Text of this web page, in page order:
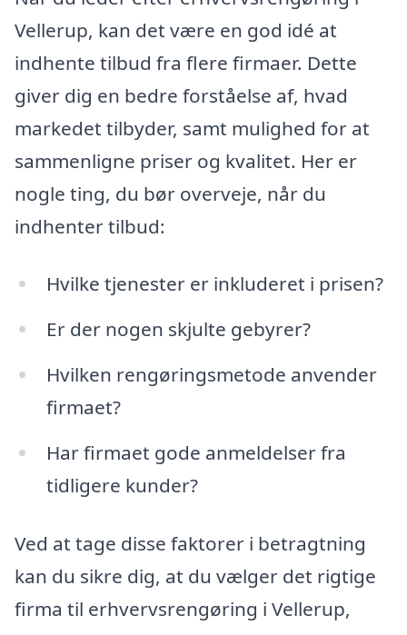
Vellerup, kan det være en god idé at
indhente tilbud fra flere firmaer. Dette
giver dig en bedre forståelse af, hvad
markedet tilbyder, samt mulighed for at
sammenligne priser og kvalitet. Her er
nogle ting, du bør overveje, når du
indhenter tilbud:
Hvilke tjenester er inkluderet i prisen?
Er der nogen skjulte gebyrer?
Hvilken rengøringsmetode anvender
firmaet?
Har firmaet gode anmeldelser fra
tidligere kunder?
Ved at tage disse faktorer i betragtning
kan du sikre dig, at du vælger det rigtige
firma til erhvervsrengøring i Vellerup,